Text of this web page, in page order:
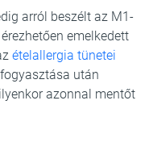
arról beszélt az M1-
emelkedett
ételallergia tünetei
után
azonnal mentőt